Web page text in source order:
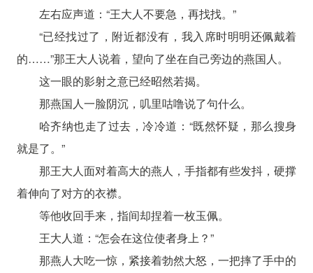
左右应声道：“王大人不要急，再找找。”
“已经找过了，附近都没有，我入席时明明还佩戴着
的……”那王大人说着，望向了坐在自己旁边的燕国人。
这一眼的影射之意已经昭然若揭。
那燕国人一脸阴沉，叽里咕噜说了句什么。
哈齐纳也走了过去，冷冷道：“既然怀疑，那么搜身
就是了。”
那王大人面对着高大的燕人，手指都有些发抖，硬撑
着伸向了对方的衣襟。
等他收回手来，指间却捏着一枚玉佩。
王大人道：“怎会在这位使者身上？”
那燕人大吃一惊，紧接着勃然大怒，一把摔了手中的